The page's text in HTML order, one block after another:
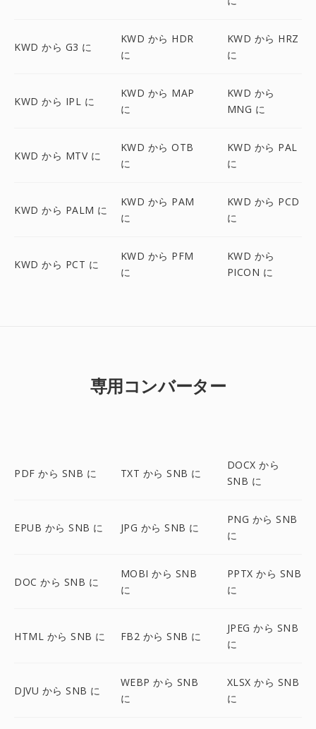
KWD から G3 に
KWD から HDR
に
KWD から HRZ
に
KWD から IPL に
KWD から MAP
に
KWD から
MNG に
KWD から MTV に
KWD から OTB
に
KWD から PAL
に
KWD から PALM に
KWD から PAM
に
KWD から PCD
に
KWD から PCT に
KWD から PFM
に
KWD から
PICON に
専用コンバーター
PDF から SNB に TXT から SNB に
DOCX から
SNB に
EPUB から SNB に JPG から SNB に
PNG から SNB
に
DOC から SNB に
MOBI から SNB
に
PPTX から SNB
に
HTML から SNB に FB2 から SNB に
JPEG から SNB
に
DJVU から SNB に
WEBP から SNB
に
XLSX から SNB
に